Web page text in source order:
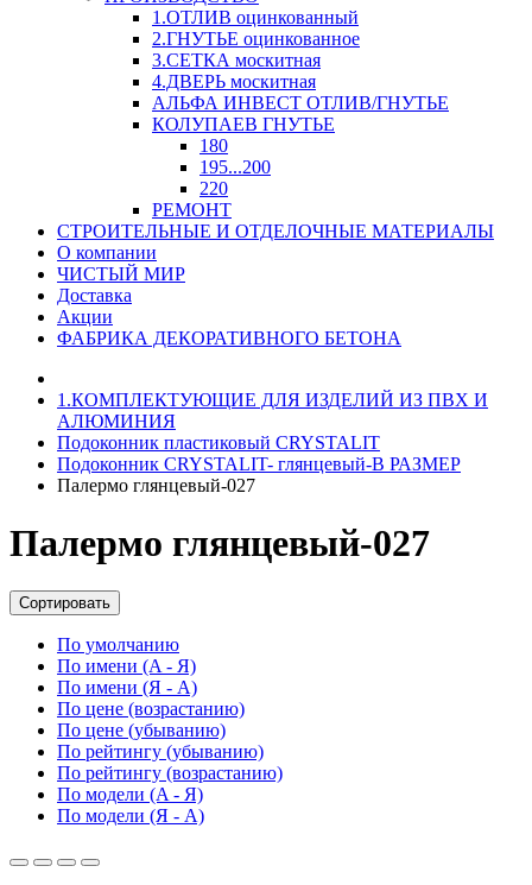
1.ОТЛИВ оцинкованный
2.ГНУТЬЕ оцинкованное
3.СЕТКА москитная
4.ДВЕРЬ москитная
АЛЬФА ИНВЕСТ ОТЛИВ/ГНУТЬЕ
КОЛУПАЕВ ГНУТЬЕ
180
195...200
220
РЕМОНТ
СТРОИТЕЛЬНЫЕ И ОТДЕЛОЧНЫЕ МАТЕРИАЛЫ
О компании
ЧИСТЫЙ МИР
Доставка
Акции
ФАБРИКА ДЕКОРАТИВНОГО БЕТОНА
1.КОМПЛЕКТУЮЩИЕ ДЛЯ ИЗДЕЛИЙ ИЗ ПВХ И
АЛЮМИНИЯ
Подоконник пластиковый CRYSTALIT
Подоконник CRYSTALIT- глянцевый-В РАЗМЕР
Палермо глянцевый-027
Палермо глянцевый-027
Сортировать
По умолчанию
По имени (A - Я)
По имени (Я - A)
По цене (возрастанию)
По цене (убыванию)
По рейтингу (убыванию)
По рейтингу (возрастанию)
По модели (A - Я)
По модели (Я - A)